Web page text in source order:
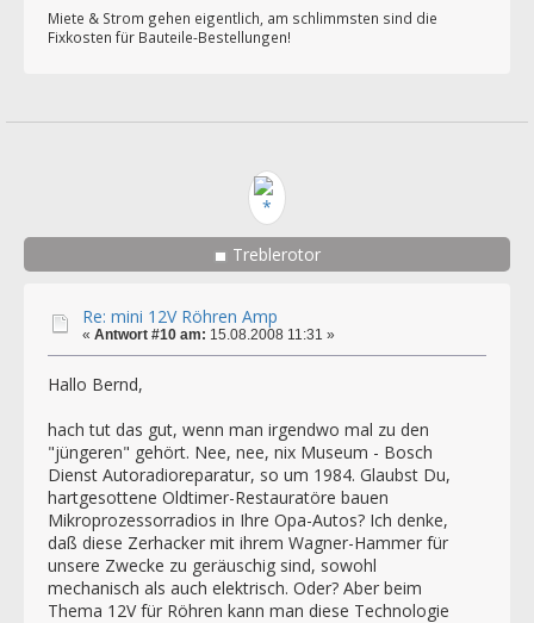
Miete & Strom gehen eigentlich, am schlimmsten sind die
Fixkosten für Bauteile-Bestellungen!
Treblerotor
Re: mini 12V Röhren Amp
« Antwort #10 am: 15.08.2008 11:31 »
Hallo Bernd,
hach tut das gut, wenn man irgendwo mal zu den
"jüngeren" gehört. Nee, nee, nix Museum - Bosch
Dienst Autoradioreparatur, so um 1984. Glaubst Du,
hartgesottene Oldtimer-Restauratöre bauen
Mikroprozessorradios in Ihre Opa-Autos? Ich denke,
daß diese Zerhacker mit ihrem Wagner-Hammer für
unsere Zwecke zu geräuschig sind, sowohl
mechanisch als auch elektrisch. Oder? Aber beim
Thema 12V für Röhren kann man diese Technologie